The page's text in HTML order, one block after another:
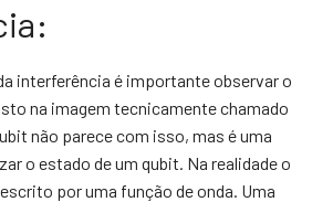
interferência é importante observar o
na imagem tecnicamente chamado
não parece com isso, mas é uma
o estado de um qubit. Na realidade o
por uma função de onda. Uma